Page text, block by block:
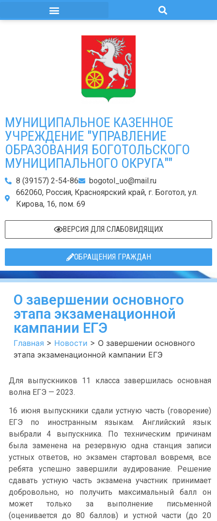
МУНИЦИПАЛЬНОЕ КАЗЕННОЕ
УЧРЕЖДЕНИЕ "УПРАВЛЕНИЕ
ОБРАЗОВАНИЯ БОГОТОЛЬСКОГО
МУНИЦИПАЛЬНОГО ОКРУГА""
8 (39157) 2-54-86
bogotol_uo@mail.ru
662060, Россия, Красноярский край, г. Боготол, ул.
Кирова, 16, пом. 69
ВЕРСИЯ ДЛЯ СЛАБОВИДЯЩИХ
ОБРАЩЕНИЯ ГРАЖДАН
О завершении основного
этапа экзаменационной
кампании ЕГЭ
Главная > Новости > О завершении основного
этапа экзаменационной кампании ЕГЭ
Для выпускников 11 класса завершилась основная
волна ЕГЭ — 2023.
16 июня выпускники сдали устную часть (говорение)
ЕГЭ по иностранным языкам. Английский язык
выбрали 4 выпускника. По техническим причинам
была заменена на резервную одна станция записи
устных ответов, но экзамен стартовал вовремя, все
ребята успешно завершили аудирование. Решение
сдавать устную часть экзамена участник принимает
добровольно, но получить максимальный балл он
может только за выполнение письменной
(оценивается до 80 баллов) и устной части (до 20